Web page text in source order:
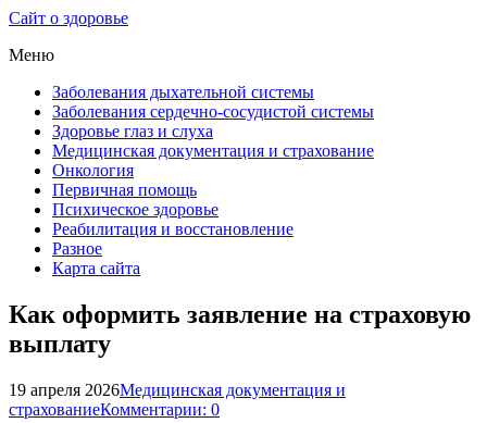
Сайт о здоровье
Меню
Заболевания дыхательной системы
Заболевания сердечно-сосудистой системы
Здоровье глаз и слуха
Медицинская документация и страхование
Онкология
Первичная помощь
Психическое здоровье
Реабилитация и восстановление
Разное
Карта сайта
Как оформить заявление на страховую
выплату
19 апреля 2026Медицинская документация и
страхованиеКомментарии: 0